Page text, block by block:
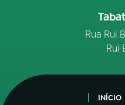
Rua Rui
Rui
INÍCIO